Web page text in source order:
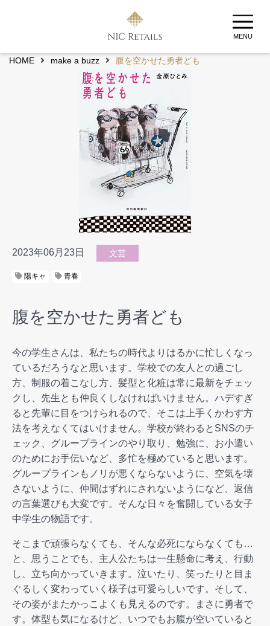
MENU
HOME make a buzz 腹を空かせた勇者ども
2023年06月23日 文芸
陽キャ 青春
腹を空かせた勇者ども
今の学生さんは、私たちの時代よりはるかに忙しくなっ
ているだろうなと思います。学校での友人との過ごし
方、制服の着こなし方、髪型と化粧は常に最新をチェッ
クし、先生とも仲良くしなければいけません。ハデすぎ
ると先輩に目をつけられるので、そこは上手くかわす方
法を考えなくてはいけません。学校が終わるとSNSのチ
ェック、グループラインのやり取り、勉強に、お小遣い
のためにお手伝いなど、多忙を極めていると思います。
グループラインもノリが悪くならないように、空気を壊
さないように、仲間はずれにされないようになど、返信
の言葉選びも大変です。そんな日々を奮闘している女子
中学生の物語です。
そこまで頑張らなくても、そんな必死にならなくても…
と、思うことでも、主人公たちは一生懸命に考え、行動
し、立ち向かっていきます。泣いたり、笑ったりと目ま
ぐるしく変わっていく様子は可愛らしいです。そして、
その姿がまたかっこよくも見えるのです。まさに勇者で
す。体型も気になるけど、いつでもお腹が空いていると